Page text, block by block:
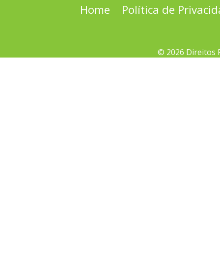
Home Política de
© 2026 Direitos